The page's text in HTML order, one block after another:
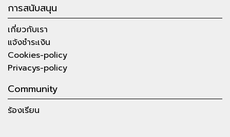
การสนับสนุน
เกี่ยวกับเรา
แจ้งชำระเงิน
Cookies-policy
Privacys-policy
Community
ร้องเรียน